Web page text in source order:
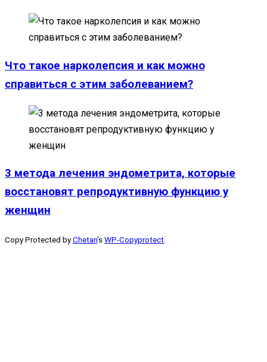
Что такое нарколепсия и как можно
справиться с этим заболеванием?
3 метода лечения эндометрита, которые
восстановят репродуктивную функцию у
женщин
Copy Protected by Chetan's WP-Copyprotect.